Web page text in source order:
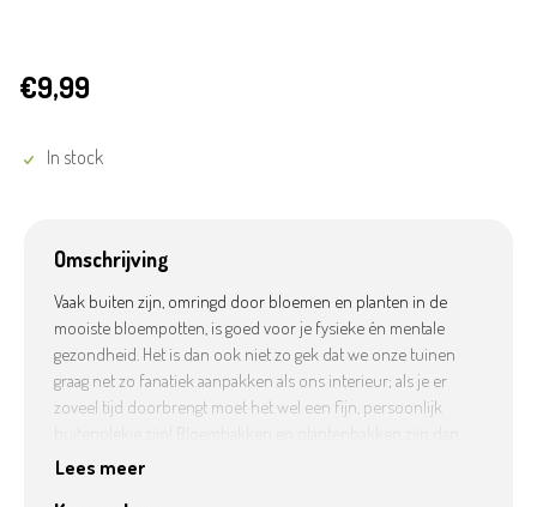
€9,99
In stock
Omschrijving
Vaak buiten zijn, omringd door bloemen en planten in de
mooiste bloempotten, is goed voor je fysieke én mentale
gezondheid. Het is dan ook niet zo gek dat we onze tuinen
graag net zo fanatiek aanpakken als ons interieur; als je er
zoveel tijd doorbrengt moet het wel een fijn, persoonlijk
ook niet meer alleen functioneel, ze moeten passen bij onze
Lees meer